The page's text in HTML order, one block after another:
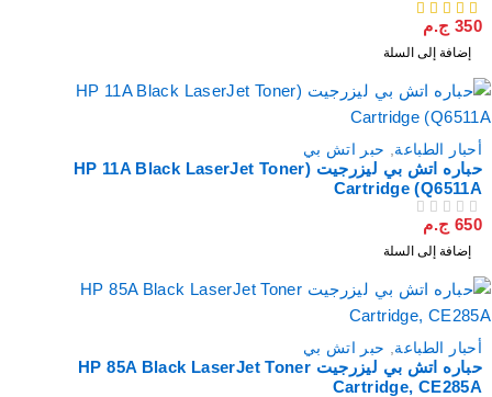
350 ج.م
إضافة إلى السلة
أحبار الطباعة, حبر اتش بي
حباره اتش بي ليزرجيت (HP 11A Black LaserJet Toner
Cartridge (Q6511A
650 ج.م
إضافة إلى السلة
أحبار الطباعة, حبر اتش بي
حباره اتش بي ليزرجيت HP 85A Black LaserJet Toner
Cartridge, CE285A